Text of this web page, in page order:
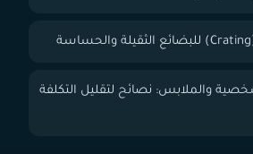
والملابس: نصائح لتقليل التكلفة